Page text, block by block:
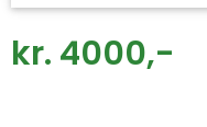
kr. 4000,-